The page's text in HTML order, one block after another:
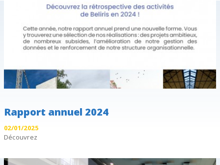
Rapport annuel 2024
02/01/2025
Découvrez